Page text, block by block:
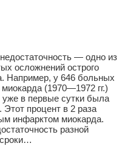
— одно из
осложнений острого
Например, у 646 больных
(1970—1972 гг.)
уже в первые сутки была
процент в 2 раза
инфарктом миокарда.
разной